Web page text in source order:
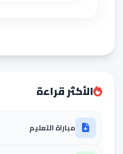
الأكثر قراءة
مباراة التعليم